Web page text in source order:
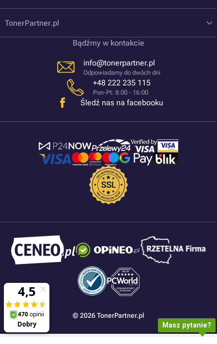
TonerPartner.pl
Bądźmy w kontakcie
info@tonerpartner.pl
Odpowiadamy do dwóch dni
+48 222 235 115
Pon-Pt: 8:00 - 16:00
Śledź nas na facebooku
© 2026 TonerPartner.pl
Masz pytanie?